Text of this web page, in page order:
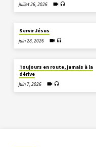
juillet 26, 2026
Servir Jésus
juin 28, 2026
Toujours en route, jamais à la
dérive
juin 7, 2026